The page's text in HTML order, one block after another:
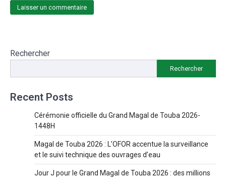
Rechercher
Rechercher
Recent Posts
Cérémonie officielle du Grand Magal de Touba 2026-
1448H
Magal de Touba 2026 : L’OFOR accentue la surveillance
et le suivi technique des ouvrages d’eau
Jour J pour le Grand Magal de Touba 2026 : des millions